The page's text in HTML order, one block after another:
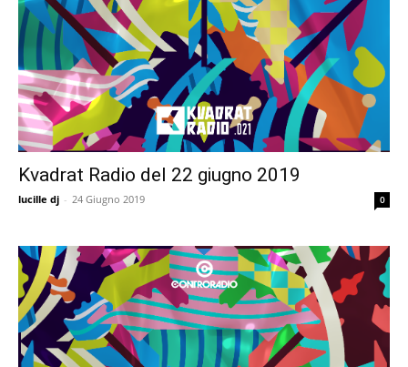
Kvadrat Radio del 22 giugno 2019
lucille dj - 24 Giugno 2019 0